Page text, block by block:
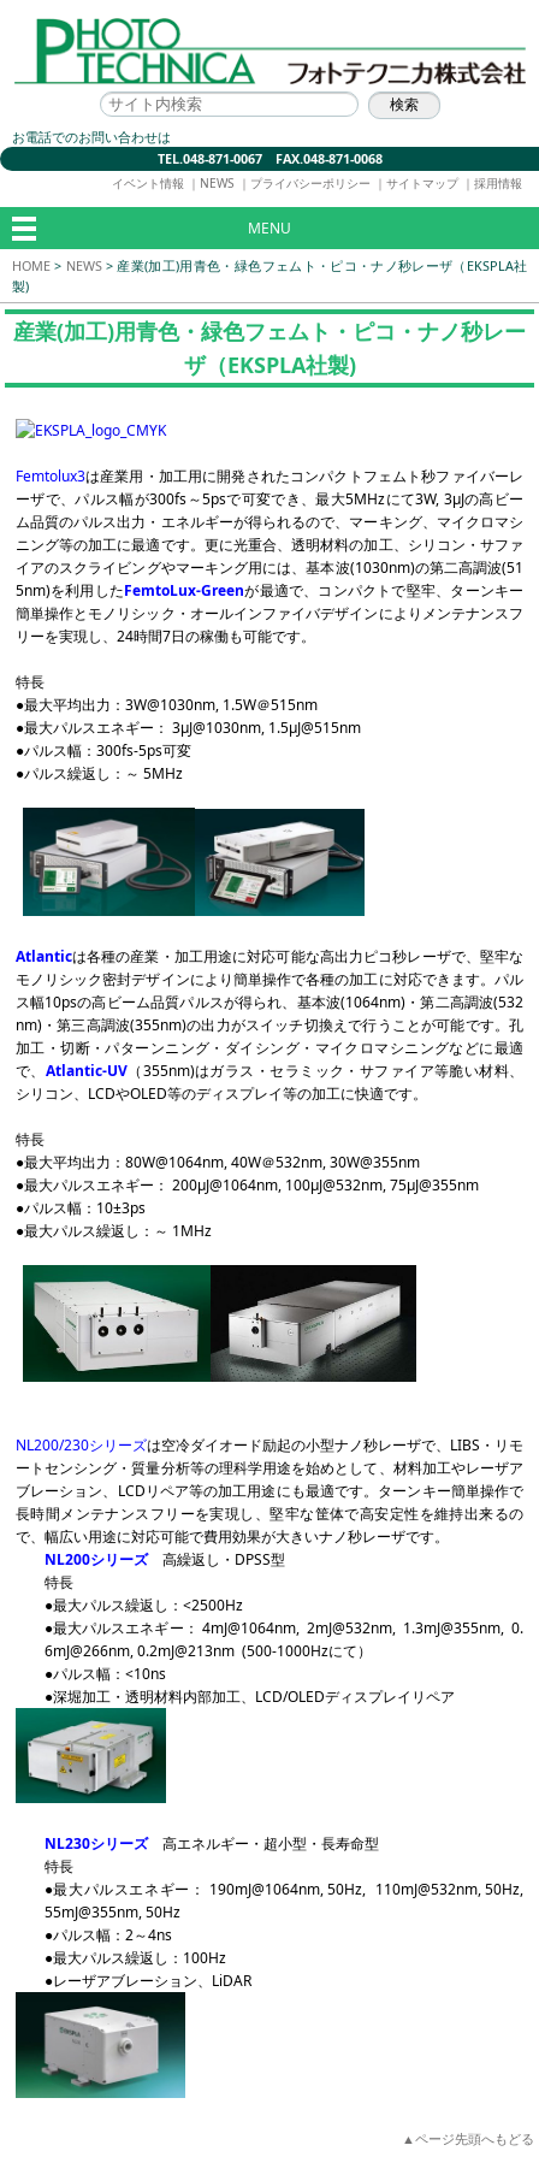
お電話でのお問い合わせは
TEL.048-871-0067 FAX.048-871-0068
イベント情報 ｜ NEWS ｜ プライバシーポリシー ｜ サイトマップ ｜ 採用情報
MENU
HOME > NEWS> 産業(加工)用青色・緑色フェムト・ピコ・ナノ秒レーザ（EKSPLA社
製)
産業(加工)用青色・緑色フェムト・ピコ・ナノ秒レー
ザ（EKSPLA社製)
Femtolux3は産業用・加工用に開発されたコンパクトフェムト秒ファイバーレ
ーザで、パルス幅が300fs～5psで可変でき、最大5MHzにて3W, 3μJの高ビー
ム品質のパルス出力・エネルギーが得られるので、マーキング、マイクロマシ
ニング等の加工に最適です。更に光重合、透明材料の加工、シリコン・サファ
イアのスクライビングやマーキング用には、基本波(1030nm)の第二高調波(51
5nm)を利用したFemtoLux-Greenが最適で、コンパクトで堅牢、ターンキー
簡単操作とモノリシック・オールインファイバデザインによりメンテナンスフ
リーを実現し、24時間7日の稼働も可能です。
特長
●最大平均出力：3W@1030nm, 1.5W＠515nm
●最大パルスエネギー： 3μJ@1030nm, 1.5μJ@515nm
●パルス幅：300fs-5ps可変
●パルス繰返し：～ 5MHz
Atlanticは各種の産業・加工用途に対応可能な高出力ピコ秒レーザで、堅牢な
モノリシック密封デザインにより簡単操作で各種の加工に対応できます。パル
ス幅10psの高ビーム品質パルスが得られ、基本波(1064nm)・第二高調波(532
nm)・第三高調波(355nm)の出力がスイッチ切換えで行うことが可能です。孔
加工・切断・パターンニング・ダイシング・マイクロマシニングなどに最適
で、 Atlantic-UV（355nm)はガラス・セラミック・サファイア等脆い材料、
シリコン、LCDやOLED等のディスプレイ等の加工に快適です。
特長
●最大平均出力：80W@1064nm, 40W＠532nm, 30W@355nm
●最大パルスエネギー： 200μJ@1064nm, 100μJ@532nm, 75μJ@355nm
●パルス幅：10±3ps
●最大パルス繰返し：～ 1MHz
NL200/230シリーズは空冷ダイオード励起の小型ナノ秒レーザで、LIBS・リモ
ートセンシング・質量分析等の理科学用途を始めとして、材料加工やレーザア
ブレーション、LCDリペア等の加工用途にも最適です。ターンキー簡単操作で
長時間メンテナンスフリーを実現し、堅牢な筐体で高安定性を維持出来るの
で、幅広い用途に対応可能で費用効果が大きいナノ秒レーザです。
NL200シリーズ 高繰返し・DPSS型
特長
●最大パルス繰返し：<2500Hz
●最大パルスエネギー： 4mJ@1064nm, 2mJ@532nm, 1.3mJ@355nm, 0.
6mJ@266nm, 0.2mJ@213nm (500-1000Hzにて）
●パルス幅：<10ns
●深堀加工・透明材料内部加工、LCD/OLEDディスプレイリペア
NL230シリーズ 高エネルギー・超小型・長寿命型
特長
●最大パルスエネギー： 190mJ@1064nm, 50Hz, 110mJ@532nm, 50Hz,
55mJ@355nm, 50Hz
●パルス幅：2～4ns
●最大パルス繰返し：100Hz
●レーザアブレーション、LiDAR
▲ページ先頭へもどる